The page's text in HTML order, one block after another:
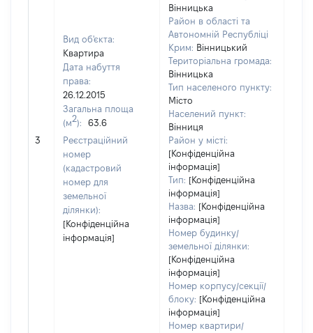
3
Вид об'єкта:
Квартира
Дата набуття
права:
26.12.2015
Загальна площа
(м2):
63.6
Реєстраційний
номер
(кадастровий
номер для
земельної
ділянки):
[Конфіденційна
інформація]
Вінницька
Район в області та
Автономній Республіці
Крим: Вінницький
Територіальна громада:
Вінницька
Тип населеного пункту:
Місто
Населений пункт:
Вінниця
Район у місті:
[Конфіденційна
інформація]
Тип: [Конфіденційна
інформація]
Назва: [Конфіденційна
інформація]
Номер будинку/
земельної ділянки:
[Конфіденційна
інформація]
Номер корпусу/секції/
блоку: [Конфіденційна
інформація]
Номер квартири/